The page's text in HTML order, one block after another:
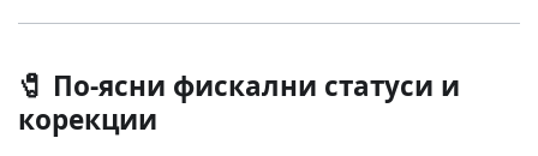
🧷 По-ясни фискални статуси и
корекции